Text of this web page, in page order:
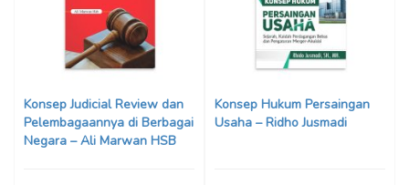
Konsep Judicial Review dan
Pelembagaannya di Berbagai
Negara – Ali Marwan HSB
Konsep Hukum Persaingan
Usaha – Ridho Jusmadi